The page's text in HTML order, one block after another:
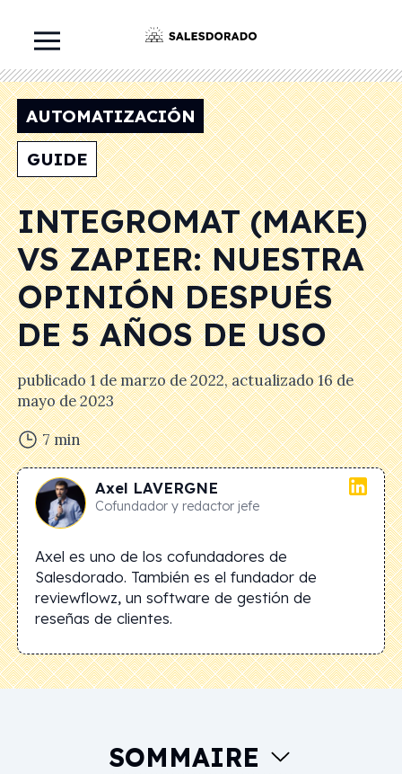
AUTOMATIZACIÓN
GUIDE
INTEGROMAT (MAKE)
VS ZAPIER: NUESTRA
OPINIÓN DESPUÉS
DE 5 AÑOS DE USO
publicado1 de marzo de 2022, actualizado16 de
mayo de 2023
7 min
Axel LAVERGNE
Cofundador y redactor jefe
Axel es uno de los cofundadores de
Salesdorado. También es el fundador de
reviewflowz, un software de gestión de
reseñas de clientes.
SOMMAIRE